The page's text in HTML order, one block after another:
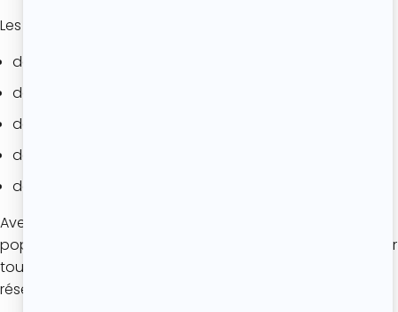
Les flognardes peuvent être préparées avec :
des pommes ;
des poires ;
des prunes ;
des abricots ;
des pêches.
Avec le temps, le mot
populaire et il est désormais souvent utilisé pour désigner
toutes les variantes, même si les puristes continuent de
réserver ce nom à la version aux cerises.